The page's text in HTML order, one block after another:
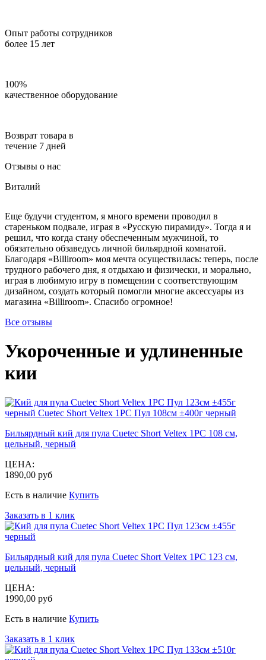
Опыт работы сотрудников
более 15 лет
100%
качественное оборудование
Возврат товара в
течение 7 дней
Отзывы о нас
Виталий
Еще будучи студентом, я много времени проводил в
стареньком подвале, играя в «Русскую пирамиду». Тогда я и
решил, что когда стану обеспеченным мужчиной, то
обязательно обзаведусь личной бильярдной комнатой.
Благодаря «Billiroom» моя мечта осуществилась: теперь, после
трудного рабочего дня, я отдыхаю и физически, и морально,
играя в любимую игру в помещении с соответствующим
дизайном, создать который помогли многие аксессуары из
магазина «Billiroom». Спасибо огромное!
Все отзывы
Укороченные и удлиненные
кии
Бильярдный кий для пула Cuetec Short Veltex 1РС 108 см,
цельный, черный
ЦЕНА:
1890,00 руб
Есть в наличие Купить
Заказать в 1 клик
Бильярдный кий для пула Cuetec Short Veltex 1РС 123 см,
цельный, черный
ЦЕНА:
1990,00 руб
Есть в наличие Купить
Заказать в 1 клик